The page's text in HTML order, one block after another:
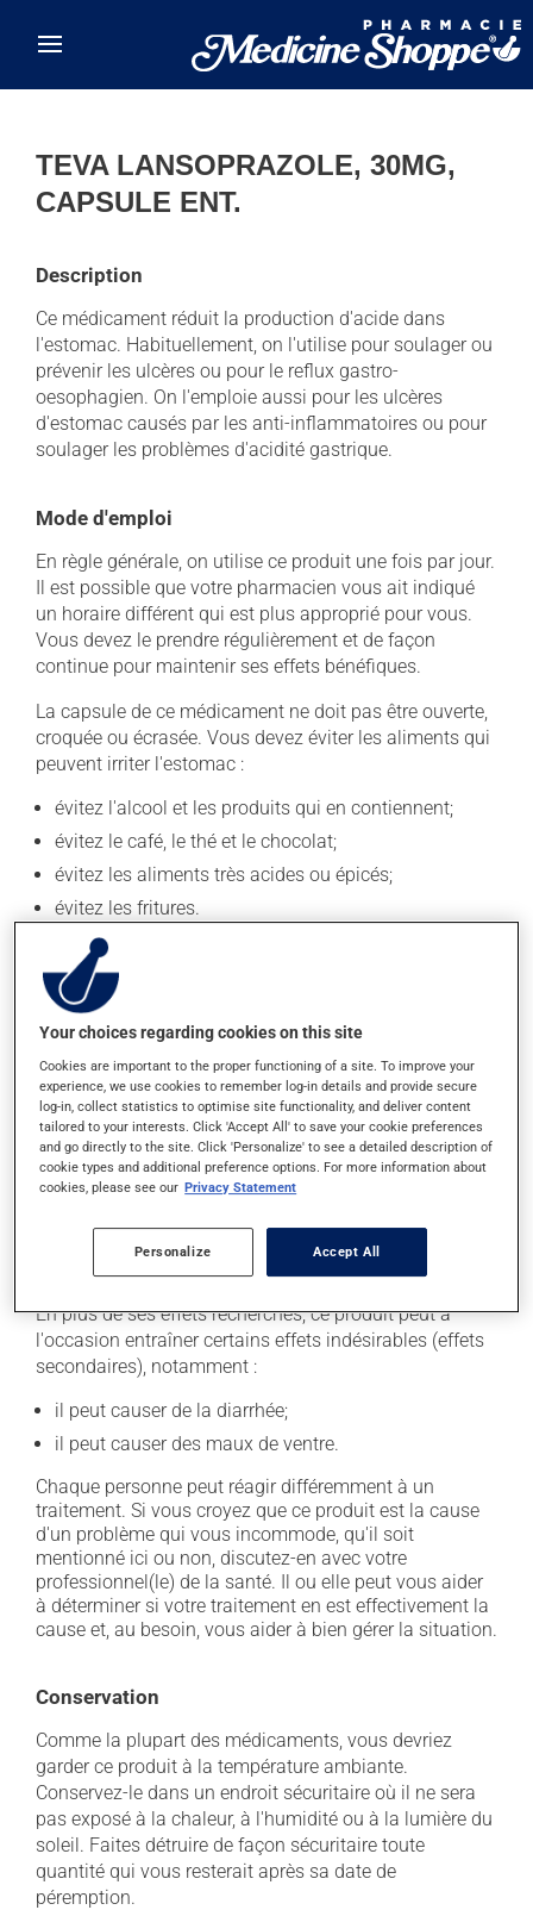
TEVA LANSOPRAZOLE, 30MG,
CAPSULE ENT.
Description
Ce médicament réduit la production d'acide dans
l'estomac. Habituellement, on l'utilise pour soulager ou
prévenir les ulcères ou pour le reflux gastro-
oesophagien. On l'emploie aussi pour les ulcères
d'estomac causés par les anti-inflammatoires ou pour
soulager les problèmes d'acidité gastrique.
Mode d'emploi
En règle générale, on utilise ce produit une fois par jour.
Il est possible que votre pharmacien vous ait indiqué
un horaire différent qui est plus approprié pour vous.
Vous devez le prendre régulièrement et de façon
continue pour maintenir ses effets bénéfiques.
La capsule de ce médicament ne doit pas être ouverte,
croquée ou écrasée. Vous devez éviter les aliments qui
peuvent irriter l'estomac :
évitez l'alcool et les produits qui en contiennent;
évitez le café, le thé et le chocolat;
évitez les aliments très acides ou épicés;
évitez les fritures.
Attention ! Le fait de fumer la cigarette est irritant pour
l'estomac.
Si vous oubliez de prendre une dose, prenez-la dès que
vous y pensez. S'il est presque l'heure de votre dose
suivante, laissez simplement tomber la dose oubliée.
Ne doublez pas la dose suivante pour tenter de vous
rattraper. Ce médicament doit être pris avant un repas.
De plus, afin d'optimiser son efficacité, ce médicament
devrait être pris 30 à 60 minutes avant le premier repas
de la journée.
Effets indésirables
En plus de ses effets recherchés, ce produit peut à
l'occasion entraîner certains effets indésirables (effets
secondaires), notamment :
il peut causer de la diarrhée;
il peut causer des maux de ventre.
Chaque personne peut réagir différemment à un
traitement. Si vous croyez que ce produit est la cause
d'un problème qui vous incommode, qu'il soit
mentionné ici ou non, discutez-en avec votre
professionnel(le) de la santé. Il ou elle peut vous aider
à déterminer si votre traitement en est effectivement la
cause et, au besoin, vous aider à bien gérer la situation.
Conservation
Comme la plupart des médicaments, vous devriez
garder ce produit à la température ambiante.
Conservez-le dans un endroit sécuritaire où il ne sera
pas exposé à la chaleur, à l'humidité ou à la lumière du
soleil. Faites détruire de façon sécuritaire toute
quantité qui vous resterait après sa date de
péremption.
Your choices regarding cookies on this site
Cookies are important to the proper functioning of a site. To improve your
experience, we use cookies to remember log-in details and provide secure
log-in, collect statistics to optimise site functionality, and deliver content
tailored to your interests. Click 'Accept All' to save your cookie preferences
and go directly to the site. Click 'Personalize' to see a detailed description of
cookie types and additional preference options. For more information about
cookies, please see our Privacy Statement
Personalize Accept All